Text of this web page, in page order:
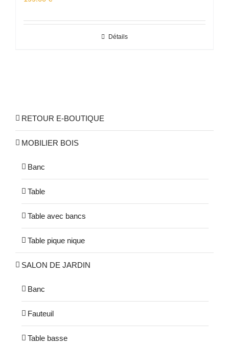
Détails
RETOUR E-BOUTIQUE
MOBILIER BOIS
Banc
Table
Table avec bancs
Table pique nique
SALON DE JARDIN
Banc
Fauteuil
Table basse